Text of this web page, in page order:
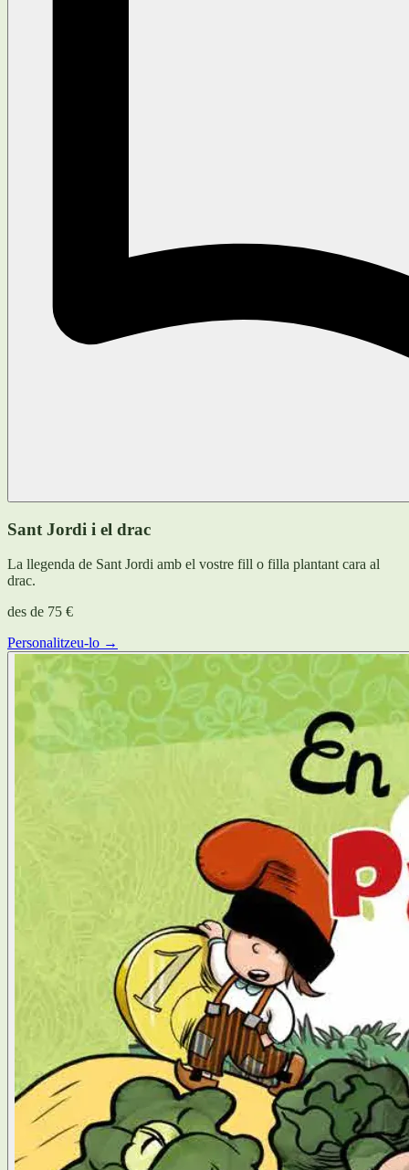
Sant Jordi i el drac
La llegenda de Sant Jordi amb el vostre fill o filla plantant cara al
drac.
des de 75 €
Personalitzeu-lo →